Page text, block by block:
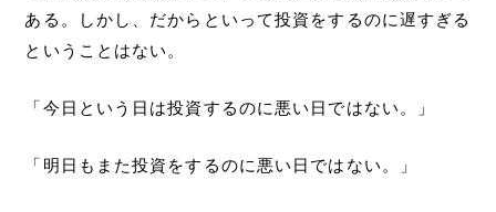
ある。しかし、だからといって投資をするのに遅すぎる
ということはない。
「今日という日は投資するのに悪い日ではない。」
「明日もまた投資をするのに悪い日ではない。」